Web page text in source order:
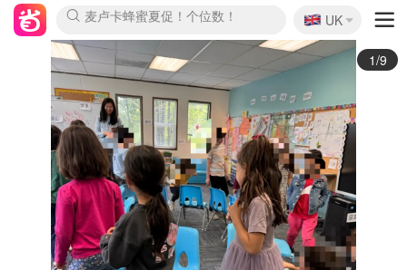
麦卢卡蜂蜜夏促！个位数！
Prada/Miu 4.8折！
啥？必胜客披萨5折！
🇬🇧
UK
2/9